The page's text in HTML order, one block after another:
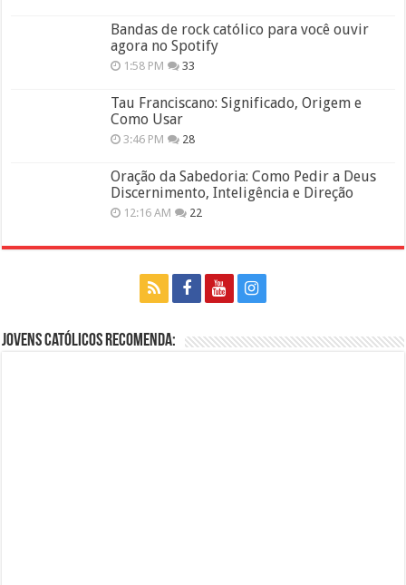
Bandas de rock católico para você ouvir
agora no Spotify
1:58 PM 33
Tau Franciscano: Significado, Origem e
Como Usar
3:46 PM 28
Oração da Sabedoria: Como Pedir a Deus
Discernimento, Inteligência e Direção
12:16 AM 22
Jovens Católicos Recomenda: